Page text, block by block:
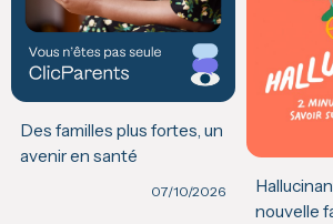
Des familles plus fortes, un
avenir en santé
07/10/2026
nouvelle